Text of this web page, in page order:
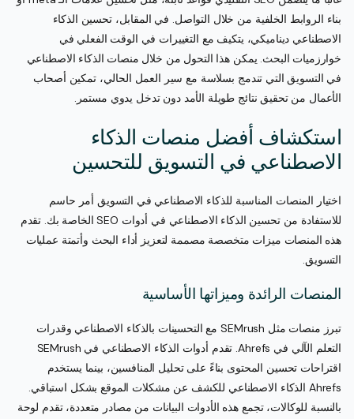
بناء الروابط الخلفية من خلال التواصل. في المقابل، تحسين الذكاء
الاصطناعي ديناميكي، يتكيف مع التغييرات في الوقت الفعلي في
خوارزميات البحث. يمكن هذا التحول من خلال منصات الذكاء الاصطناعي
في التسويق التي تندمج بسلاسة مع سير العمل الحالي، تمكين أصحاب
الأعمال من تحقيق نتائج طويلة الأمد دون تدخل يدوي مستمر.
استكشاف أفضل منصات الذكاء
الاصطناعي في التسويق للتحسين
اختيار المنصات المناسبة للذكاء الاصطناعي في التسويق أمر حاسم
للاستفادة من تحسين الذكاء الاصطناعي في أدوات SEO الخاصة بك. تقدم
هذه المنصات ميزات متخصصة مصممة لتعزيز أداء البحث وأتمتة عمليات
التسويق.
المنصات الرائدة وميزاتها الأساسية
تبرز منصات مثل SEMrush مع التحسينات بالذكاء الاصطناعي وقدرات
التعلم الآلي في Ahrefs. تقدم أدوات الذكاء الاصطناعي في SEMrush
اقتراحات تحسين المحتوى بناءً على تحليل المنافسين، بينما يستخدم
Ahrefs الذكاء الاصطناعي للكشف عن مشكلات الموقع بشكل استباقي.
بالنسبة للوكالات، تجمع هذه الأدوات البيانات من مصادر متعددة، تقدم لوحة